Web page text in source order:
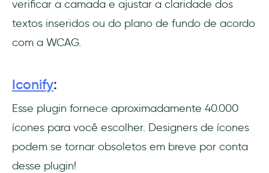
verificar a camada e ajustar a claridade dos
textos inseridos ou do plano de fundo de acordo
com a WCAG.
Iconify:
Esse plugin fornece aproximadamente 40.000
ícones para você escolher. Designers de ícones
podem se tornar obsoletos em breve por conta
desse plugin!